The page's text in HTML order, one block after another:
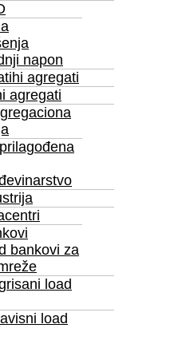
napon
agregati
agregati
bankovi za
load
load